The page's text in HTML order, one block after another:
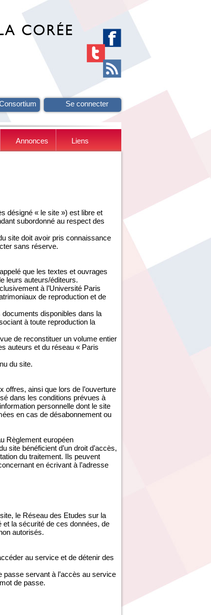
Se connecter
Annonces Liens
désigné « le site ») est libre et
subordonné au respect des
site doit avoir pris connaissance
sans réserve.
que les textes et ouvrages
leurs auteurs/éditeurs.
à l’Université Paris
de reproduction et de
disponibles dans la
à toute reproduction la
de reconstituer un volume entier
auteurs et du réseau « Paris
du site.
offres, ainsi que lors de l’ouverture
dans les conditions prévues à
personnelle dont le site
en cas de désabonnement ou
Règlement européen
site bénéficient d’un droit d’accès,
du traitement. Ils peuvent
en écrivant à l’adresse
le Réseau des Etudes sur la
et la sécurité de ces données, de
autorisés.
au service et de détenir des
passe servant à l’accès au service
de passe.